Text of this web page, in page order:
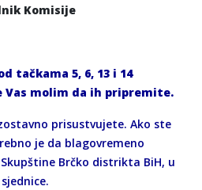
Komisije
tačkama 5, 6, 13 i 14
molim da ih pripremite.
prisustvujete. Ako ste
je da blagovremeno
Brčko distrikta BiH, u